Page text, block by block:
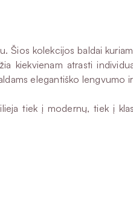
Šios kolekcijos baldai
kiekvienam atrasti
elegantiško lengvumo
tiek į modernų, tiek į